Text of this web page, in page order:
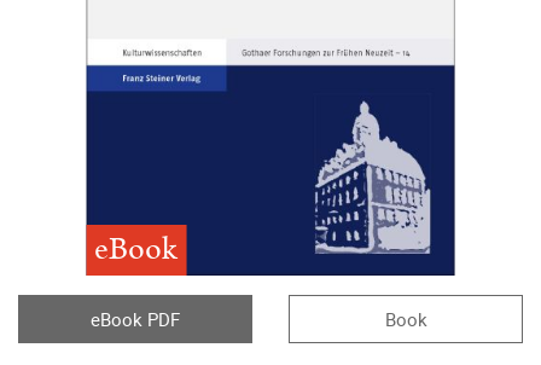
eBook
eBook PDF Book